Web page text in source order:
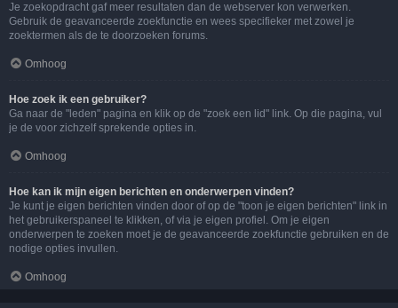
Je zoekopdracht gaf meer resultaten dan de webserver kon verwerken.
Gebruik de geavanceerde zoekfunctie en wees specifieker met zowel je
zoektermen als de te doorzoeken forums.
Omhoog
Hoe zoek ik een gebruiker?
Ga naar de "leden" pagina en klik op de "zoek een lid" link. Op die pagina, vul
je de voor zichzelf sprekende opties in.
Omhoog
Hoe kan ik mijn eigen berichten en onderwerpen vinden?
Je kunt je eigen berichten vinden door of op de "toon je eigen berichten" link in
het gebruikerspaneel te klikken, of via je eigen profiel. Om je eigen
onderwerpen te zoeken moet je de geavanceerde zoekfunctie gebruiken en de
nodige opties invullen.
Omhoog